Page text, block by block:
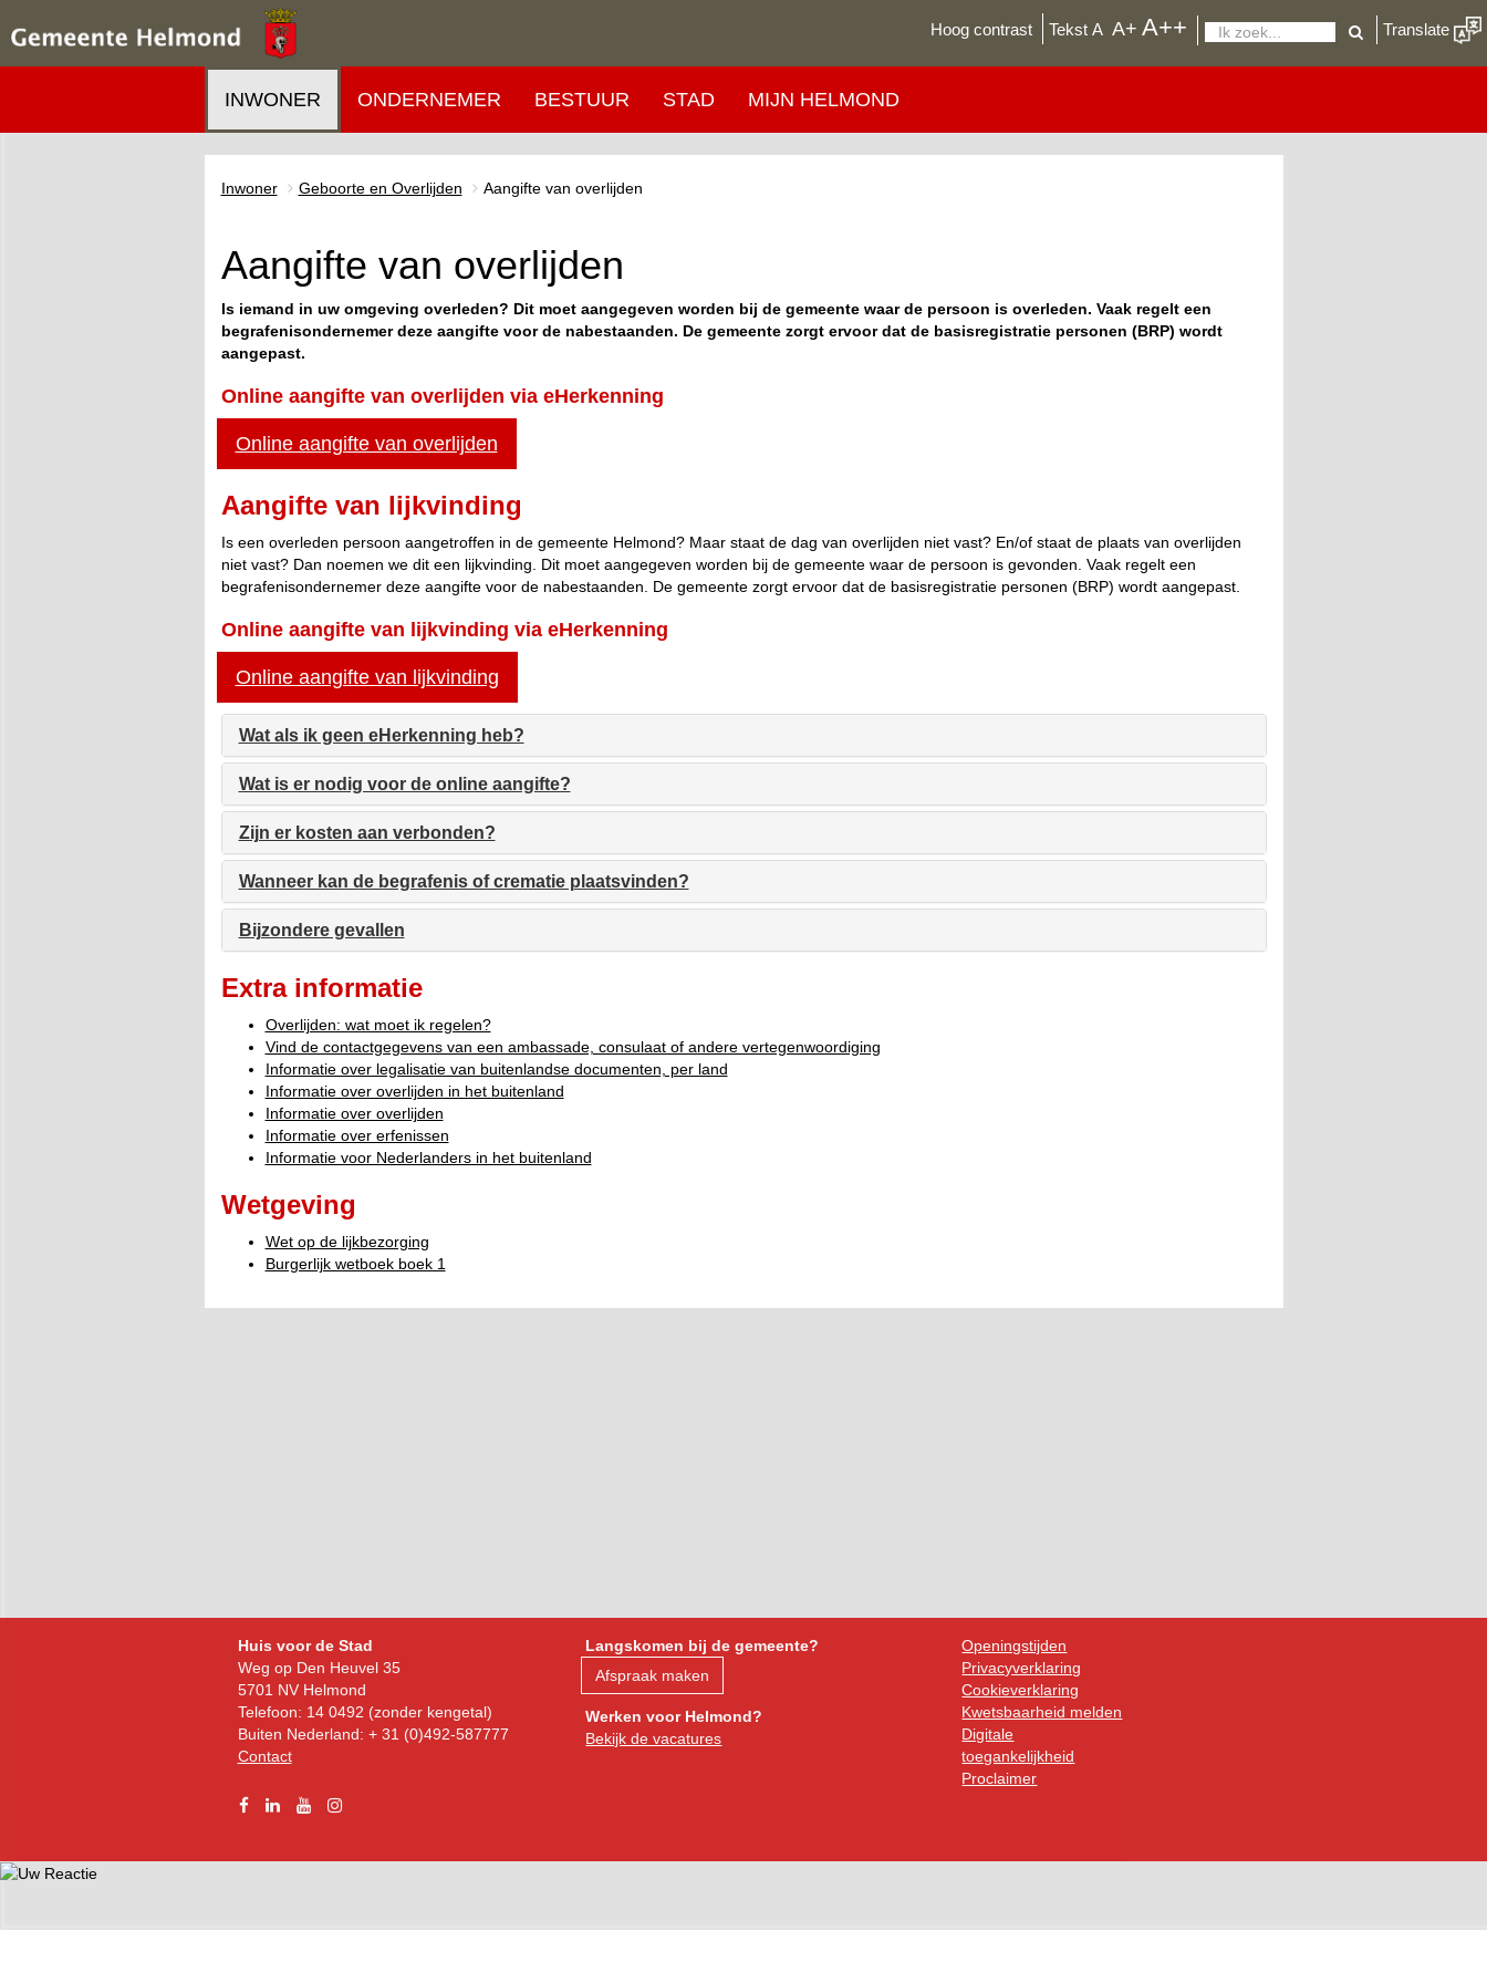
Hoog contrast
De
Tekst A A+ A++ Zoeken
Translate
INWONER ONDERNEMER BESTUUR STAD MIJN HELMOND
Inwoner Geboorte en Overlijden Aangifte van overlijden
Aangifte van overlijden
Is iemand in uw omgeving overleden? Dit moet aangegeven worden bij de gemeente waar de persoon is overleden. Vaak regelt een
begrafenisondernemer deze aangifte voor de nabestaanden. De gemeente zorgt ervoor dat de basisregistratie personen (BRP) wordt
aangepast.
Online aangifte van overlijden via eHerkenning
Online aangifte van overlijden
Aangifte van lijkvinding
Is een overleden persoon aangetroffen in de gemeente Helmond? Maar staat de dag van overlijden niet vast? En/of staat de plaats van overlijden
niet vast? Dan noemen we dit een lijkvinding. Dit moet aangegeven worden bij de gemeente waar de persoon is gevonden. Vaak regelt een
begrafenisondernemer deze aangifte voor de nabestaanden. De gemeente zorgt ervoor dat de basisregistratie personen (BRP) wordt aangepast.
Online aangifte van lijkvinding via eHerkenning
Online aangifte van lijkvinding
Wat als ik geen eHerkenning heb?
Wat is er nodig voor de online aangifte?
Zijn er kosten aan verbonden?
Wanneer kan de begrafenis of crematie plaatsvinden?
Bijzondere gevallen
Extra informatie
Overlijden: wat moet ik regelen?
Vind de contactgegevens van een ambassade, consulaat of andere vertegenwoordiging
Informatie over legalisatie van buitenlandse documenten, per land
Informatie over overlijden in het buitenland
Informatie over overlijden
Informatie over erfenissen
Informatie voor Nederlanders in het buitenland
Wetgeving
Wet op de lijkbezorging
Burgerlijk wetboek boek 1
Bezoekadres
Huis voor de Stad
Weg op Den Heuvel 35
5701 NV Helmond
Telefoon: 14 0492 (zonder kengetal)
Buiten Nederland: + 31 (0)492-587777
Contact
Facebook
LinkedinYouTubeInstagram
Langskomen bij de gemeente?
Afspraak maken
Werken voor Helmond?
Bekijk de vacatures
Openingstijden
Privacyverklaring
Cookieverklaring
Kwetsbaarheid melden
Digitale
toegankelijkheid
Proclaimer